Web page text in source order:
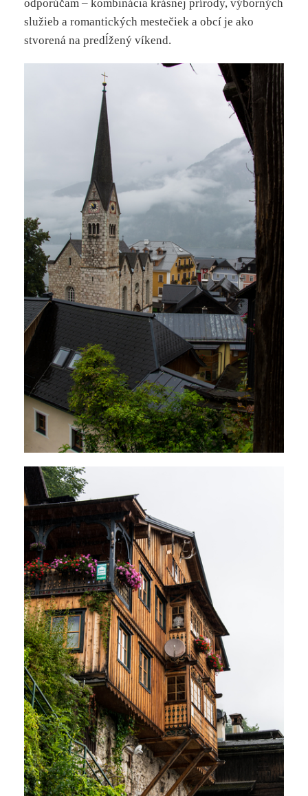
odporúčam – kombinácia krásnej prírody, výborných
služieb a romantických mestečiek a obcí je ako
stvorená na predĺžený víkend.